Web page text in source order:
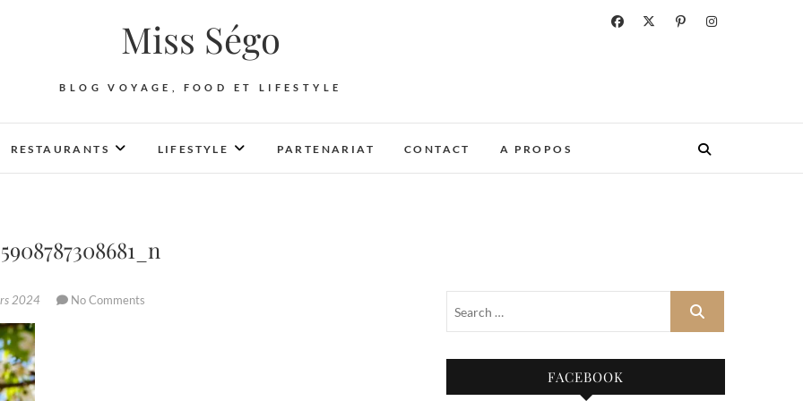
Miss Ségo
BLOG VOYAGE, FOOD ET LIFESTYLE
RESTAURANTS LIFESTYLE PARTENARIAT CONTACT A PROPOS
2024 No Comments
FACEBOOK